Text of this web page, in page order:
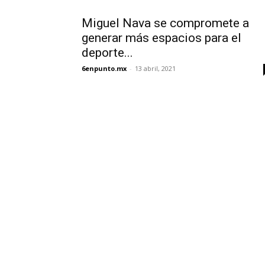
Miguel Nava se compromete a
generar más espacios para el
deporte...
6enpunto.mx - 13 abril, 2021